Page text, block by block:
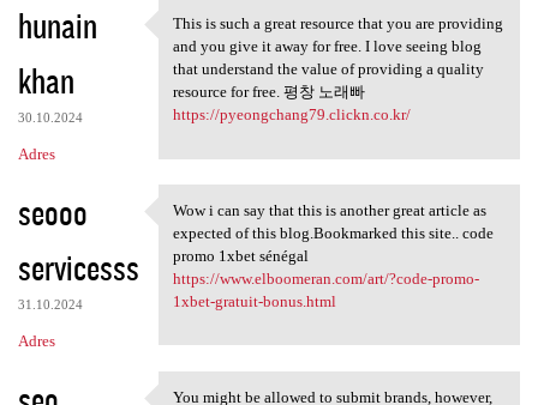
hunain
khan
30.10.2024
Adres
This is such a great resource
This is such a great resource that you are providing
and you give it away for free. I love seeing blog
that understand the value of providing a quality
resource for free. 평창 노래빠
https://pyeongchang79.clickn.co.kr/
seooo
servicesss
31.10.2024
Adres
Wow i can say that this is
Wow i can say that this is another great article as
expected of this blog.Bookmarked this site.. code
promo 1xbet sénégal
https://www.elboomeran.com/art/?code-promo-
1xbet-gratuit-bonus.html
You might be allowed to submit brands, however,